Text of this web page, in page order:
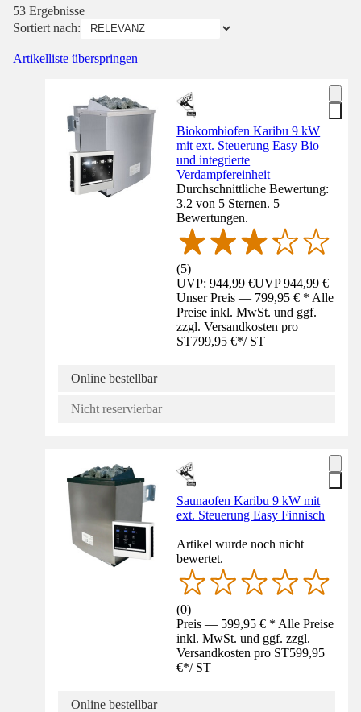
53 Ergebnisse
Sortiert nach:
Artikelliste überspringen
Biokombiofen Karibu 9 kW
mit ext. Steuerung Easy Bio
und integrierte
Verdampfereinheit
Durchschnittliche Bewertung:
3.2 von 5 Sternen. 5
Bewertungen.
(5)
UVP: 944,99 €UVP944,99 €
Unser Preis — 799,95 € * Alle
Preise inkl. MwSt. und ggf.
zzgl. Versandkosten pro
ST799,95 €*/ ST
Online bestellbar
Nicht reservierbar
Saunaofen Karibu 9 kW mit
ext. Steuerung Easy Finnisch
Artikel wurde noch nicht
bewertet.
(0)
Preis — 599,95 € * Alle Preise
inkl. MwSt. und ggf. zzgl.
Versandkosten pro ST599,95
€*/ ST
Online bestellbar